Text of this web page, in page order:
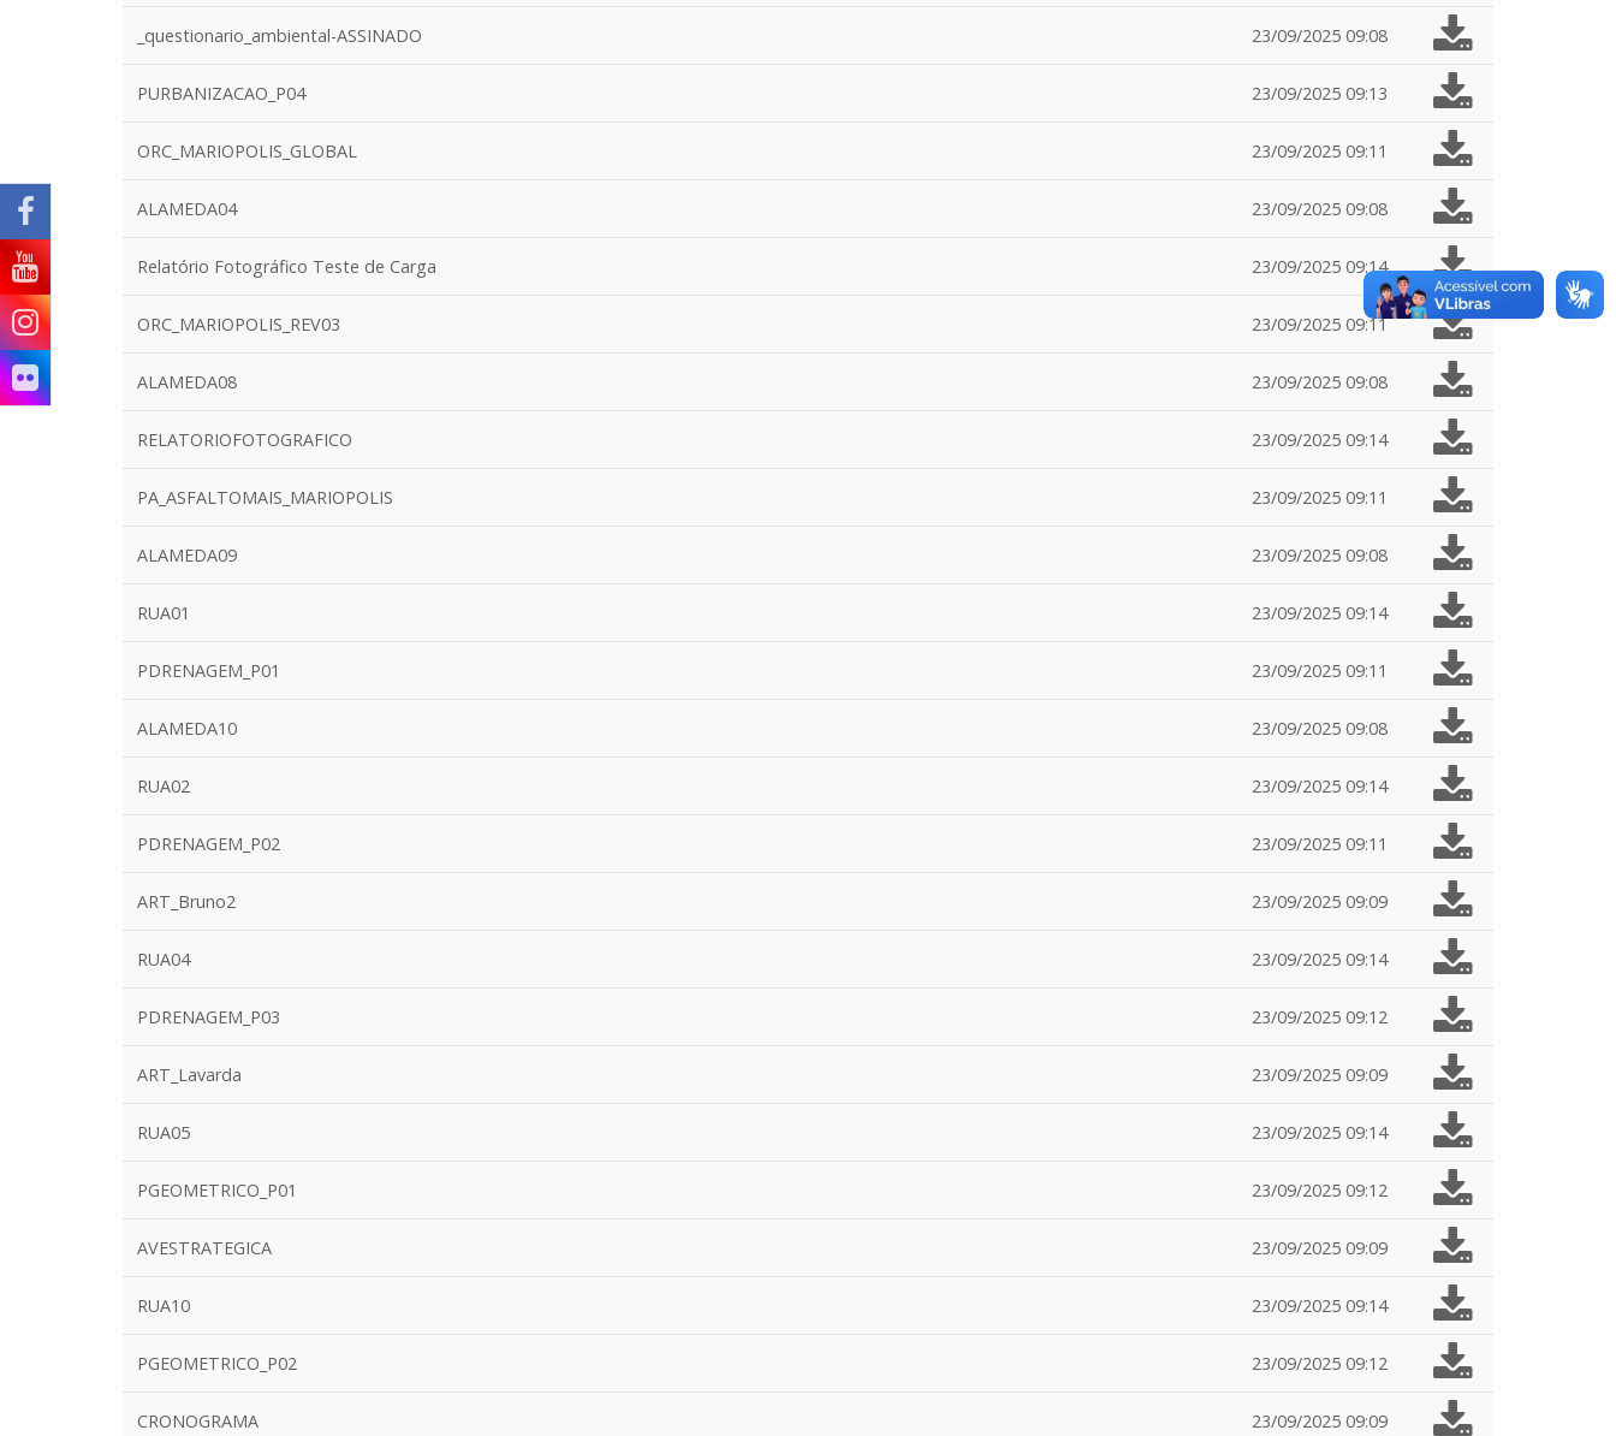
_questionario_ambiental-ASSINADO 23/09/2025 09:08
PURBANIZACAO_P04 23/09/2025 09:13
ORC_MARIOPOLIS_GLOBAL 23/09/2025 09:11
ALAMEDA04 23/09/2025 09:08
Relatório Fotográfico Teste de Carga 23/09/2025 09:14
ORC_MARIOPOLIS_REV03 23/09/2025 09:11
ALAMEDA08 23/09/2025 09:08
RELATORIOFOTOGRAFICO 23/09/2025 09:14
PA_ASFALTOMAIS_MARIOPOLIS 23/09/2025 09:11
ALAMEDA09 23/09/2025 09:08
RUA01 23/09/2025 09:14
PDRENAGEM_P01 23/09/2025 09:11
ALAMEDA10 23/09/2025 09:08
RUA02 23/09/2025 09:14
PDRENAGEM_P02 23/09/2025 09:11
ART_Bruno2 23/09/2025 09:09
RUA04 23/09/2025 09:14
PDRENAGEM_P03 23/09/2025 09:12
ART_Lavarda 23/09/2025 09:09
RUA05 23/09/2025 09:14
PGEOMETRICO_P01 23/09/2025 09:12
AVESTRATEGICA 23/09/2025 09:09
RUA10 23/09/2025 09:14
PGEOMETRICO_P02 23/09/2025 09:12
CRONOGRAMA 23/09/2025 09:09